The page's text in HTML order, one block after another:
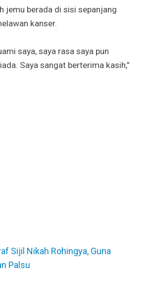
jemu berada di sisi sepanjang
kanser.
saya, saya rasa saya pun
Saya sangat berterima kasih,”
Sijil Nikah Rohingya, Guna
Palsu